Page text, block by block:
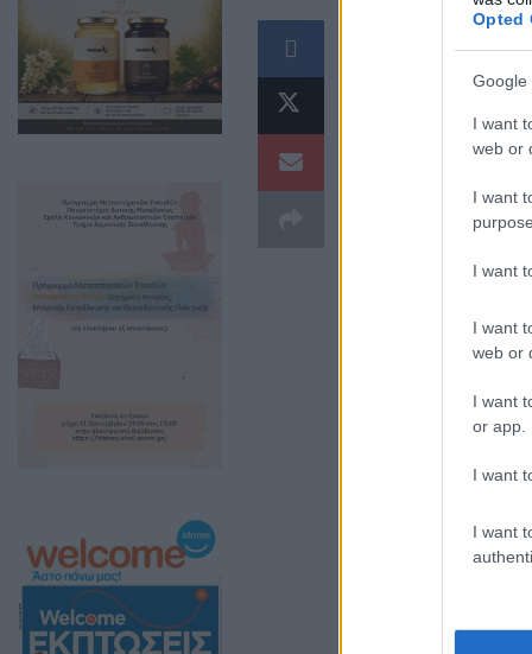
Opted
Google
I want
web or
I want
I want
I want
web or
I want
or app.
I want
I want
εμβολιαστεί
ερωτημάτων